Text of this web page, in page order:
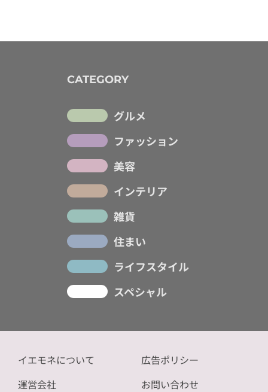
CATEGORY
グルメ
ファッション
美容
インテリア
雑貨
住まい
ライフスタイル
スペシャル
イエモネについて
運営会社
広告ポリシー
お問い合わせ